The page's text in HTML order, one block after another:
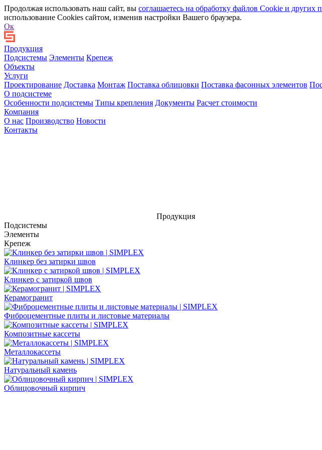
Продолжая использовать наш сайт, вы соглашаетесь на обработку файлов Сookie и других
использование Cookies сайтом, изменив настройки Вашего браузера.
Ок
Продукция
Подсистемы Элементы Крепеж
Объекты
Услуги
Проектирование Доставка Монтаж Поставка облицовки Поставка фасонных элементов
О подсистеме
Особенности подсистемы Типы крепления Документы Расчет стоимости
Компания
О нас Производство Новости
Контакты
Продукция
Подсистемы
Элементы
Крепеж
Клинкер без затирки швов
Клинкер с затиркой швов
Керамогранит
Фиброцементные плиты и листовые материалы
Композитные кассеты
Металлокассеты
Натуральный камень
Облицовочный кирпич